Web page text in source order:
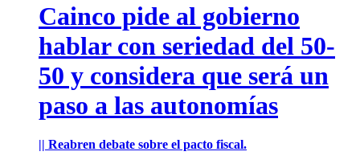
Cainco pide al gobierno
hablar con seriedad del 50-
50 y considera que será un
paso a las autonomías
|| Reabren debate sobre el pacto fiscal.